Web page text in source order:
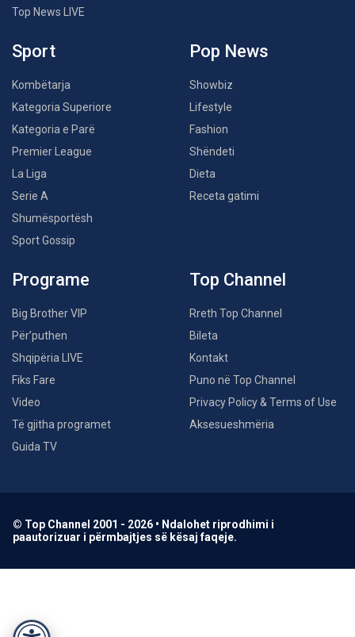
Top News LIVE
Sport
Kombëtarja
Kategoria Superiore
Kategoria e Parë
Premier League
La Liga
Serie A
Shumësportësh
Sport Gossip
Pop News
Showbiz
Lifestyle
Fashion
Shëndeti
Dieta
Receta gatimi
Programe
Big Brother VIP
Për’puthen
Shqipëria LIVE
Fiks Fare
Video
Të gjitha programet
Guida TV
Top Channel
Rreth Top Channel
Bileta
Kontakt
Puno në Top Channel
Privacy Policy & Terms of Use
Aksesueshmëria
© Top Channel 2001 - 2026 • Ndalohet riprodhimi i
paautorizuar i përmbajtjes së kësaj faqeje.